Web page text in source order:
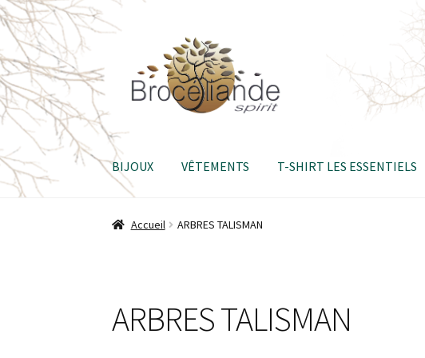
navigation
contenu
BIJOUX VÊTEMENTS T-SHIRT LES ESSENTIELS
Accueil ARBRES TALISMAN
ARBRES TALISMAN